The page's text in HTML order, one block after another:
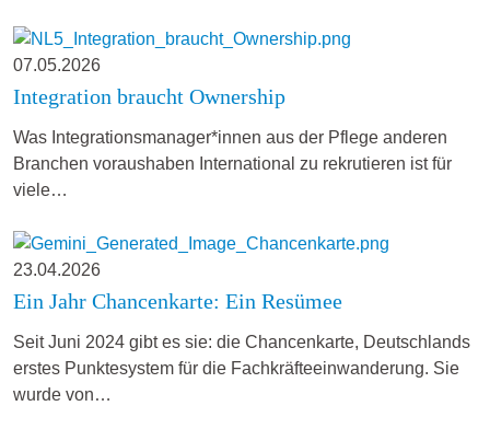
07.05.2026
Integration braucht Ownership
Was Integrationsmanager*innen aus der Pflege anderen
Branchen voraushaben International zu rekrutieren ist für
viele…
23.04.2026
Ein Jahr Chancenkarte: Ein Resümee
Seit Juni 2024 gibt es sie: die Chancenkarte, Deutschlands
erstes Punktesystem für die Fachkräfteeinwanderung. Sie
wurde von…